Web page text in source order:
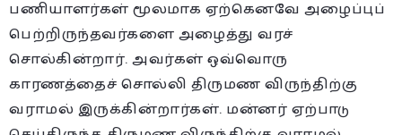
பணியாளர்கள் மூலமாக ஏற்கெனவே அழைப்புப்
பெற்றிருந்தவர்களை அழைத்து வரச்
சொல்கின்றார். அவர்கள் ஒவ்வொரு
காரணத்தைச் சொல்லி திருமண விருந்திற்கு
வராமல் இருக்கின்றார்கள். மன்னர் ஏற்பாடு